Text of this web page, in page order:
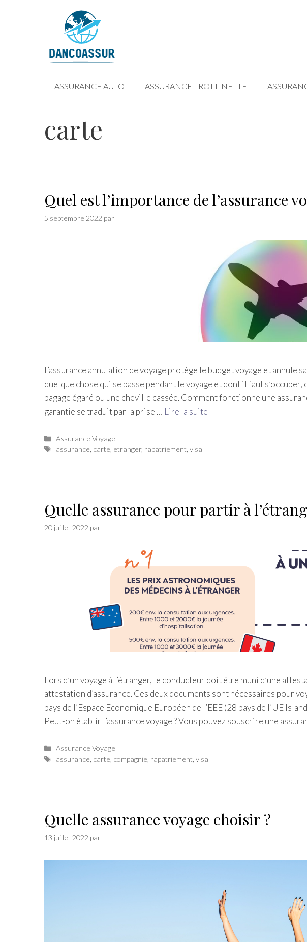
ASSURANCE AUTO ASSURANCE TROTTINETTE
carte
Quel est l’importance de l’assurance
5 septembre 2022 par
L’assurance annulation de voyage protège le budget voyage et annule
quelque chose qui se passe pendant le voyage et dont il faut
bagage égaré ou une cheville cassée. Comment fonctionne une
garantie se traduit par la prise … Lire la suite
Catégories
Assurance Voyage
Étiquettes
assurance carte etranger, rapatriement ,visa
Quelle assurance pour partir à
20 juillet 2022 par
Lors d’un voyage à l’étranger, le conducteur doit être muni d’une
attestation d’assurance. Ces deux documents sont nécessaires pour
pays de l’Espace Economique Européen de l’EEE (28 pays de l’UE
Peut-on établir l’assurance voyage ? Vous pouvez souscrire une
Catégories
Assurance Voyage
Étiquettes
assurance carte compagnie rapatriement ,visa
Quelle assurance voyage choisir ?
13 juillet 2022 par